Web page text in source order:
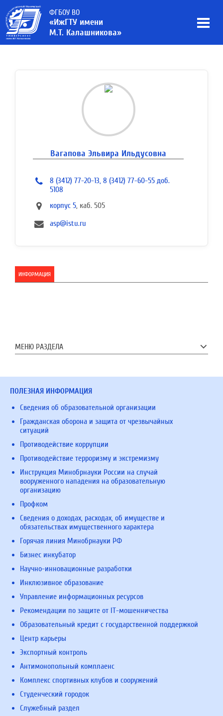
ФГБОУ ВО
«ИжГТУ имени
М.Т. Калашникова»
Вагапова Эльвира Ильдусовна
8 (3412) 77-20-13, 8 (3412) 77-60-55 доб.
5108
корпус 5, каб. 505
asp@istu.ru
ИНФОРМАЦИЯ
МЕНЮ РАЗДЕЛА
ПОЛЕЗНАЯ ИНФОРМАЦИЯ
Сведения об образовательной организации
Гражданская оборона и защита от чрезвычайных
ситуаций
Противодействие коррупции
Противодействие терроризму и экстремизму
Инструкция Минобрнауки России на случай
вооруженного нападения на образовательную
организацию
Профком
Сведения о доходах, расходах, об имуществе и
обязательствах имущественного характера
Горячая линия Минобрнауки РФ
Бизнес инкубатор
Научно-инновационные разработки
Инклюзивное образование
Управление информационных ресурсов
Рекомендации по защите от IT-мошенничества
Образовательный кредит с государственной поддержкой
Центр карьеры
Экспортный контроль
Антимонопольный комплаенс
Комплекс спортивных клубов и сооружений
Студенческий городок
Служебный раздел